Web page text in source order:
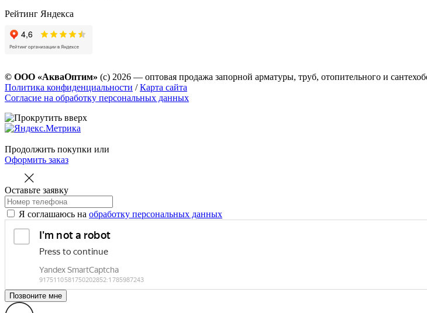
Рейтинг Яндекса
© ООО «АкваОптим» (с) 2026 — оптовая продажа запорной арматуры, труб, отопительного и
Политика конфиденциальности /Карта сайта
Согласие на обработку персональных данных
Продолжить покупки или
Оформить заказ
Оставьте заявку
Я соглашаюсь на обработку персональных данных